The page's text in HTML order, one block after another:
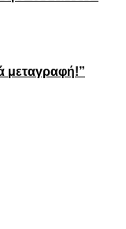
μεταγραφή!”